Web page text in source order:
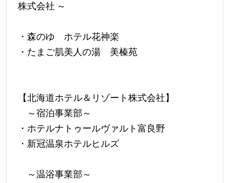
株式会社 ～
・森のゆ ホテル花神楽
・たまご肌美人の湯 美榛苑
【北海道ホテル＆リゾート株式会社】
～宿泊事業部～
・ホテルナトゥールヴァルト富良野
・新冠温泉ホテルヒルズ
～温浴事業部～